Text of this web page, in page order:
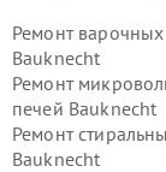
Ремонт
Bauknecht
Ремонт
печей Bauknecht
Ремонт
Bauknecht